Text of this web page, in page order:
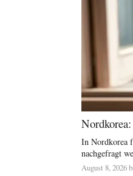
In Nordkorea
nachgefragt
August 8, 2026